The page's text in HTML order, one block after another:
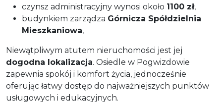
czynsz administracyjny wynosi około 1100 zł,
budynkiem zarządza Górnicza Spółdzielnia
Mieszkaniowa,
Niewątpliwym atutem nieruchomości jest jej
dogodna lokalizacja. Osiedle w Pogwizdowie
zapewnia spokój i komfort życia, jednocześnie
oferując łatwy dostęp do najważniejszych punktów
usługowych i edukacyjnych.